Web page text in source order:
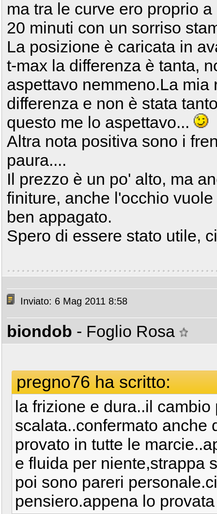
ma tra le curve ero proprio
20 minuti con un sorriso
La posizione è caricata in
t-max la differenza è tanta,
aspettavo nemmeno.La
differenza e non è stata
questo me lo aspettavo...
Altra nota positiva sono i
paura....
Il prezzo è un po' alto, ma
finiture, anche l'occhio
ben appagato.
Spero di essere stato utile,
Inviato: 6 Mag 2011 8:58
biondob - Foglio Rosa
pregno76 ha scritto:
la frizione e dura..il cambio
scalata..confermato anche
provato in tutte le
e fluida per niente,strappa
poi sono pareri
pensiero.appena lo